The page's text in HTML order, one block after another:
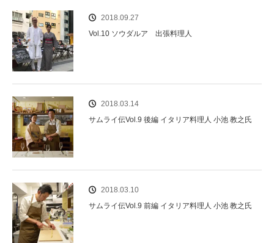
2018.09.27
Vol.10 ソウダルア 出張料理人
2018.03.14
サムライ伝Vol.9 後編 イタリア料理人 小池 教之氏
2018.03.10
サムライ伝Vol.9 前編 イタリア料理人 小池 教之氏